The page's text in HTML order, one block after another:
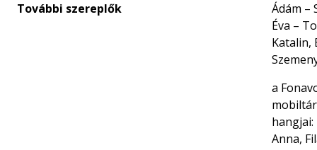
További szereplők
Ádám –
Éva –
Katalin,
a
Anna,